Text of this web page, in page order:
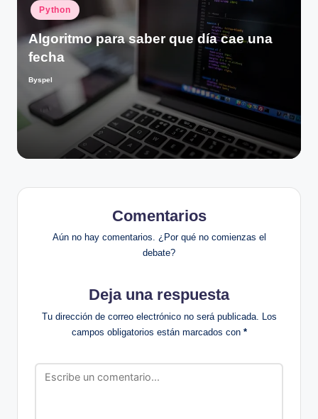
Publicado
en
Python
Algoritmo para saber que día cae una
fecha
Publicado
Byspel
Comentarios
Aún no hay comentarios. ¿Por qué no comienzas el
debate?
Deja una respuesta
Tu dirección de correo electrónico no será publicada. Los
campos obligatorios están marcados con *